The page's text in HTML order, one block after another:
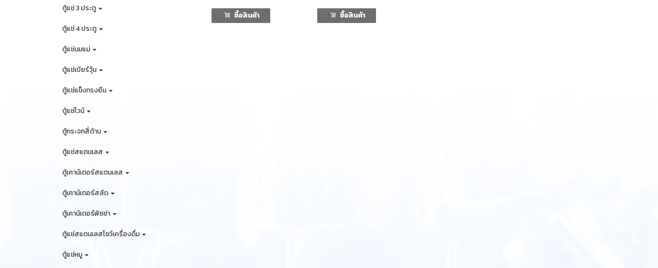
ตู้แช่ 3 ประตู
ตู้แช่ 4 ประตู
ตู้แช่นมแม่
ตู้แช่เบียร์วุ้น
ตู้แช่แข็งทรงยืน
ตู้แช่ไวน์
ตู้กระจกสี่ด้าน
ตู้แช่สแตนเลส
ตู้เคาน์เตอร์สแตนเลส
ตู้เคาน์เตอร์สลัด
ตู้เคาน์เตอร์พิซซ่า
ตู้แช่สแตนเลสโชว์เครื่องดื่ม
ตู้แช่หมู
ซื้อสินค้า ซื้อสินค้า